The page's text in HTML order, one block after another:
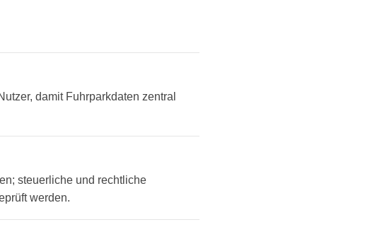
damit Fuhrparkdaten zentral
steuerliche und rechtliche
werden.